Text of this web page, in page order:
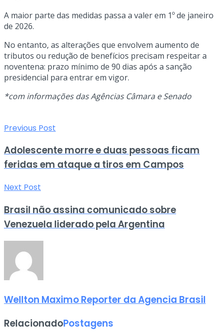
A maior parte das medidas passa a valer em 1º de janeiro
de 2026.
No entanto, as alterações que envolvem aumento de
tributos ou redução de benefícios precisam respeitar a
noventena: prazo mínimo de 90 dias após a sanção
presidencial para entrar em vigor.
*com informações das Agências Câmara e Senado
Previous Post
Adolescente morre e duas pessoas ficam
feridas em ataque a tiros em Campos
Next Post
Brasil não assina comunicado sobre
Venezuela liderado pela Argentina
Wellton Maximo Reporter da Agencia Brasil
RelacionadoPostagens